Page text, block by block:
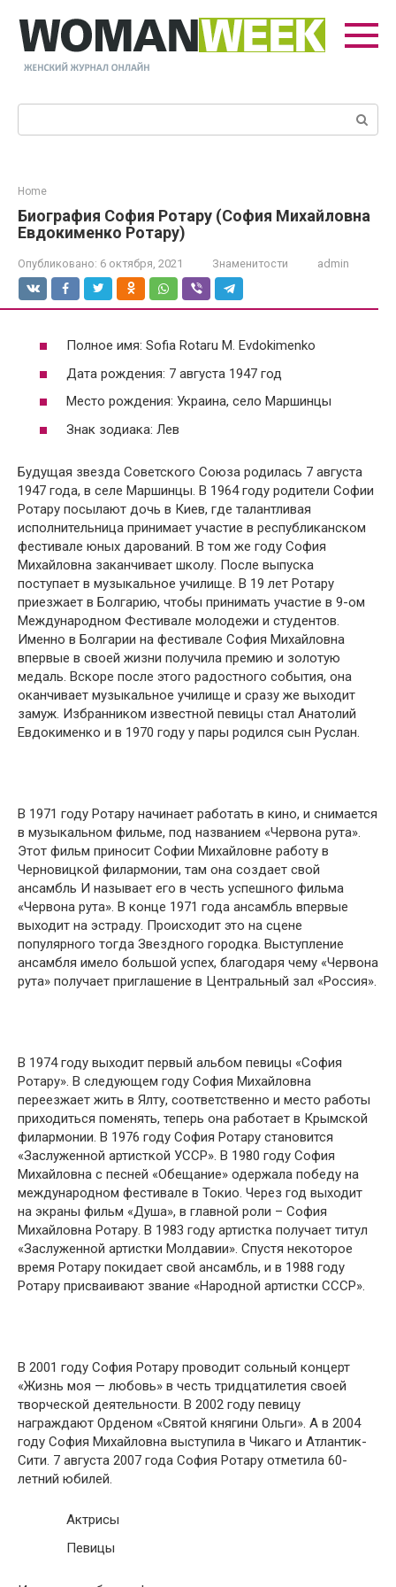
контенту
Поиск:
Home
Биография София Ротару (София Михайловна
Евдокименко Ротару)
Опубликовано: 6 октября, 2021 Знаменитости admin
Полное имя: Sofia Rotaru M. Evdokimenko
Дата рождения: 7 августа 1947 год
Место рождения: Украина, село Маршинцы
Знак зодиака: Лев
Будущая звезда Советского Союза родилась 7 августа
1947 года, в селе Маршинцы. В 1964 году родители Софии
Ротару посылают дочь в Киев, где талантливая
исполнительница принимает участие в республиканском
фестивале юных дарований. В том же году София
Михайловна заканчивает школу. После выпуска
поступает в музыкальное училище. В 19 лет Ротару
приезжает в Болгарию, чтобы принимать участие в 9-ом
Международном Фестивале молодежи и студентов.
Именно в Болгарии на фестивале София Михайловна
впервые в своей жизни получила премию и золотую
медаль. Вскоре после этого радостного события, она
оканчивает музыкальное училище и сразу же выходит
замуж. Избранником известной певицы стал Анатолий
Евдокименко и в 1970 году у пары родился сын Руслан.
В 1971 году Ротару начинает работать в кино, и снимается
в музыкальном фильме, под названием «Червона рута».
Этот фильм приносит Софии Михайловне работу в
Черновицкой филармонии, там она создает свой
ансамбль И называет его в честь успешного фильма
«Червона рута». В конце 1971 года ансамбль впервые
выходит на эстраду. Происходит это на сцене
популярного тогда Звездного городка. Выступление
ансамбля имело большой успех, благодаря чему «Червона
рута» получает приглашение в Центральный зал «Россия».
В 1974 году выходит первый альбом певицы «София
Ротару». В следующем году София Михайловна
переезжает жить в Ялту, соответственно и место работы
приходиться поменять, теперь она работает в Крымской
филармонии. В 1976 году София Ротару становится
«Заслуженной артисткой УССР». В 1980 году София
Михайловна с песней «Обещание» одержала победу на
международном фестивале в Токио. Через год выходит
на экраны фильм «Душа», в главной роли – София
Михайловна Ротару. В 1983 году артистка получает титул
«Заслуженной артистки Молдавии». Спустя некоторое
время Ротару покидает свой ансамбль, и в 1988 году
Ротару присваивают звание «Народной артистки СССР».
В 2001 году София Ротару проводит сольный концерт
«Жизнь моя — любовь» в честь тридцатилетия своей
творческой деятельности. В 2002 году певицу
награждают Орденом «Святой княгини Ольги». А в 2004
году София Михайловна выступила в Чикаго и Атлантик-
Сити. 7 августа 2007 года София Ротару отметила 60-
летний юбилей.
Актрисы
Певицы